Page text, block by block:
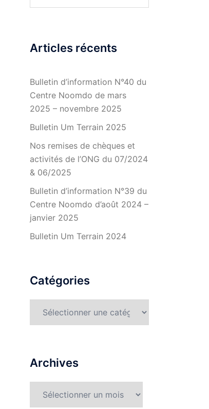
Articles récents
Bulletin d’information N°40 du
Centre Noomdo de mars
2025 – novembre 2025
Bulletin Um Terrain 2025
Nos remises de chèques et
activités de l’ONG du 07/2024
& 06/2025
Bulletin d’information N°39 du
Centre Noomdo d’août 2024 –
janvier 2025
Bulletin Um Terrain 2024
Catégories
Archives